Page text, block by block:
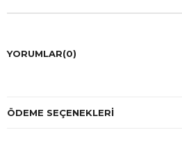
YORUMLAR(0)
ÖDEME SEÇENEKLERI